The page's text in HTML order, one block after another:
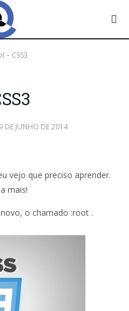
– CSS3
9 DE JUNHO DE 2014
vejo que preciso aprender.
mais!
o chamado :root .